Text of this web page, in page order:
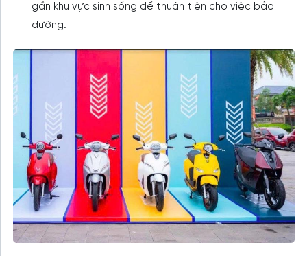
gần khu vực sinh sống để thuận tiện cho việc bảo
dưỡng.